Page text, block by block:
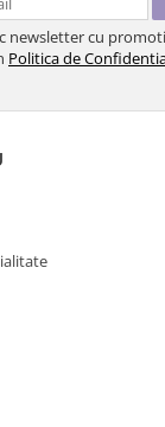
newsletter cu
Politica de